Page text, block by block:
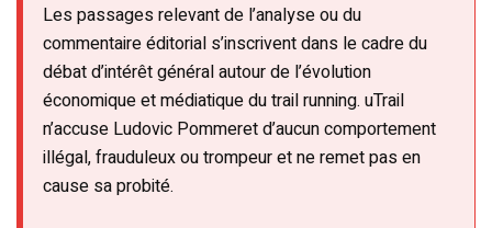
Les passages relevant de l’analyse ou du
commentaire éditorial s’inscrivent dans le cadre du
débat d’intérêt général autour de l’évolution
économique et médiatique du trail running. uTrail
n’accuse Ludovic Pommeret d’aucun comportement
illégal, frauduleux ou trompeur et ne remet pas en
cause sa probité.